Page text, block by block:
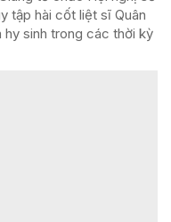
tập hài cốt liệt sĩ Quân
hy sinh trong các thời kỳ